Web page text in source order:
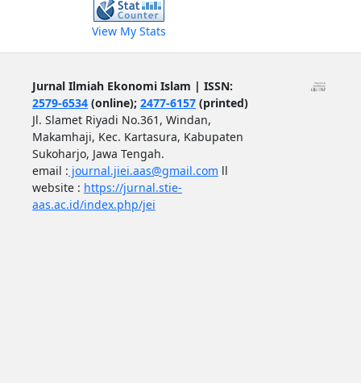
View My Stats
Jurnal Ilmiah Ekonomi Islam | ISSN:
2579-6534(online); 2477-6157(printed)
Jl. Slamet Riyadi No.361, Windan,
Makamhaji, Kec. Kartasura, Kabupaten
Sukoharjo, Jawa Tengah.
email : journal.jiei.aas@gmail.com ll
website : https://jurnal.stie-
aas.ac.id/index.php/jei